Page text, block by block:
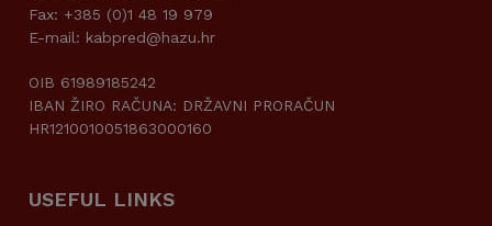
Fax: +385 (0)1 48 19 979
E-mail: kabpred@hazu.hr
OIB 61989185242
IBAN ŽIRO RAČUNA: DRŽAVNI PRORAČUN
HR1210010051863000160
USEFUL LINKS